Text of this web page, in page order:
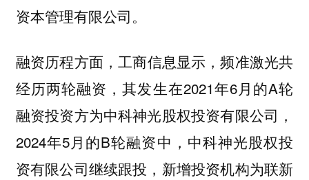
资本管理有限公司。
融资历程方面 ，工商信息显示，频准激光共
经历两轮融资，其发生在2021年6月的A轮
融资投资方为中科神光股权投资有限公司，
2024年5月的B轮融资中，中科神光股权投
资有限公司继续跟投，新增投资机构为联新